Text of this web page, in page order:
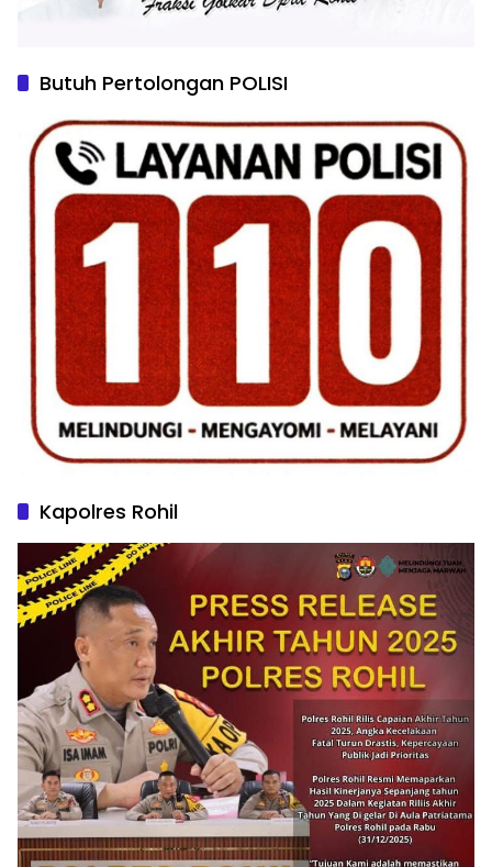
Butuh Pertolongan POLISI
Kapolres Rohil